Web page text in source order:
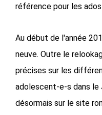
référence pour les ados
Au début de l'année
neuve. Outre le
précises sur les
adolescent-e-s dans le
désormais sur le site